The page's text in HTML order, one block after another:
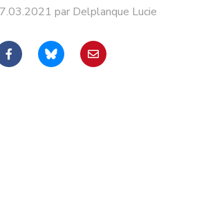
par Delplanque Lucie